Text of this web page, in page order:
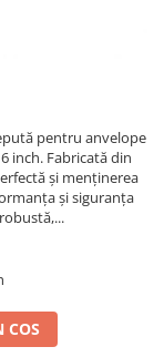
pentru anvelope
inch. Fabricată din
și menținerea
și siguranța
COS